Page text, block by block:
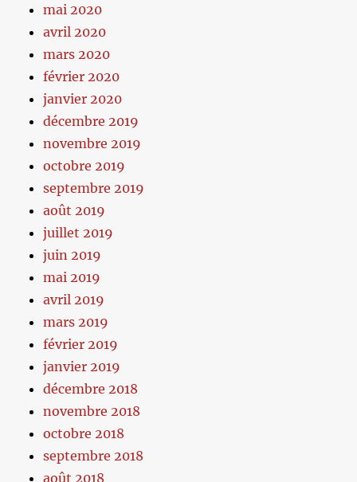
mai 2020
avril 2020
mars 2020
février 2020
janvier 2020
décembre 2019
novembre 2019
octobre 2019
septembre 2019
août 2019
juillet 2019
juin 2019
mai 2019
avril 2019
mars 2019
février 2019
janvier 2019
décembre 2018
novembre 2018
octobre 2018
septembre 2018
août 2018